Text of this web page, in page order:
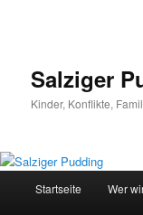
Salziger
Kinder, Konflikte,
Startseite Wer